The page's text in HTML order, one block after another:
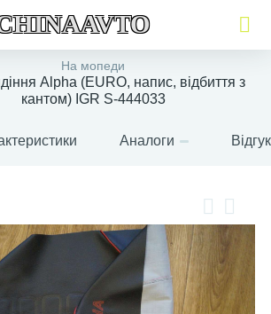
На мопеди
Alpha (EURO, напис, відбиття з
кантом) IGR S-444033
Аналоги